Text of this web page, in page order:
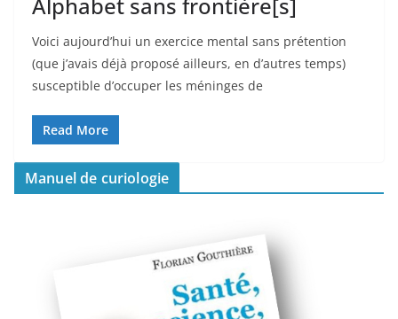
Voici aujourd’hui un exercice mental sans prétention
(que j’avais déjà proposé ailleurs, en d’autres temps)
susceptible d’occuper les méninges de
Read More
Manuel de curiologie